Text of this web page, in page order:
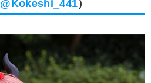
@Kokeshi_441）